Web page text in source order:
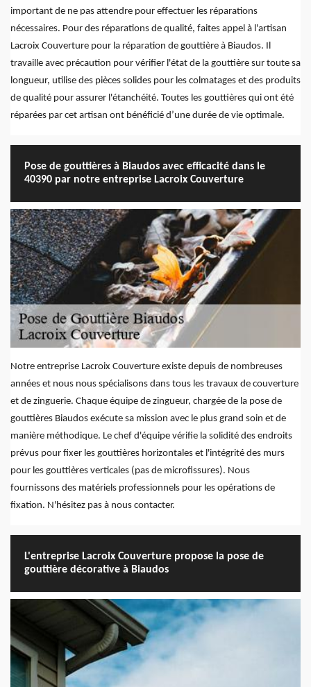
important de ne pas attendre pour effectuer les réparations
nécessaires. Pour des réparations de qualité, faites appel à l'artisan
Lacroix Couverture pour la réparation de gouttière à Biaudos. Il
travaille avec précaution pour vérifier l'état de la gouttière sur toute sa
longueur, utilise des pièces solides pour les colmatages et des produits
de qualité pour assurer l'étanchéité. Toutes les gouttières qui ont été
réparées par cet artisan ont bénéficié d’une durée de vie optimale.
Pose de gouttières à Biaudos avec efficacité dans le
40390 par notre entreprise Lacroix Couverture
Notre entreprise Lacroix Couverture existe depuis de nombreuses
années et nous nous spécialisons dans tous les travaux de couverture
et de zinguerie. Chaque équipe de zingueur, chargée de la pose de
gouttières Biaudos exécute sa mission avec le plus grand soin et de
manière méthodique. Le chef d'équipe vérifie la solidité des endroits
prévus pour fixer les gouttières horizontales et l'intégrité des murs
pour les gouttières verticales (pas de microfissures). Nous
fournissons des matériels professionnels pour les opérations de
fixation. N'hésitez pas à nous contacter.
L'entreprise Lacroix Couverture propose la pose de
gouttière décorative à Biaudos